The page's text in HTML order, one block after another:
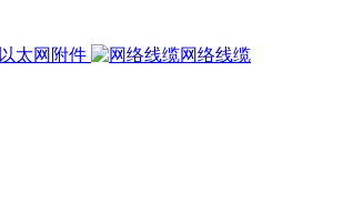
以太网附件 网络线缆